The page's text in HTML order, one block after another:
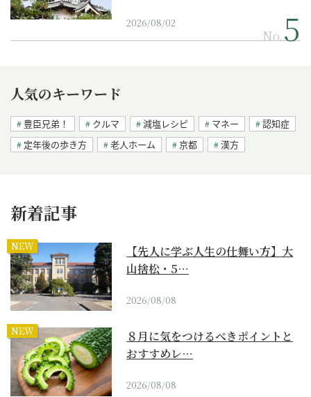
2026/08/02
No.
人気のキーワード
豊臣兄弟！ クルマ 減塩レシピ マネー
認知症
定年後の歩き方
老人ホーム 京都 漢方
新着記事
NEW
【先人に学ぶ人生の仕舞い方】大
山捨松・5…
2026/08/08
NEW
８月に気をつけるべきポイントと
おすすめレ…
2026/08/08